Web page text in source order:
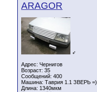
ARAGOR
♂
Адрес: Чернигов
Возраст: 35
Сообщений: 400
Машина: Таврия 1.1 ЗВЕРЬ =)
Длина: 1340мкм